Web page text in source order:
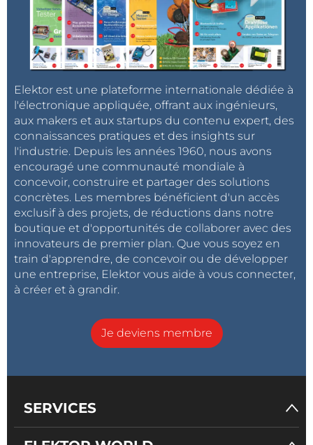
Elektor est une plateforme internationale dédiée à
l'électronique appliquée, offrant aux ingénieurs,
aux makers et aux startups du contenu expert, des
connaissances pratiques et des insights sur
l'industrie. Depuis les années 1960, nous avons
encouragé une communauté mondiale à
concevoir, construire et partager des solutions
concrètes. Les membres bénéficient d'un accès
exclusif à des projets, de réductions dans notre
boutique et d'opportunités de collaborer avec des
innovateurs de premier plan. Que vous soyez en
train d'apprendre, de concevoir ou de développer
une entreprise, Elektor vous aide à vous connecter,
à créer et à grandir.
Je deviens membre
SERVICES